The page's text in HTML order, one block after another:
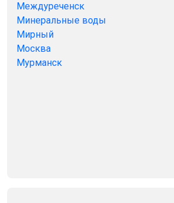
Междуреченск
Минеральные воды
Мирный
Москва
Мурманск